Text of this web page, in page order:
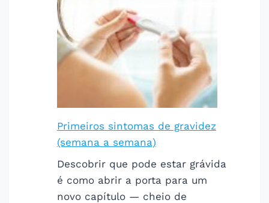
Primeiros sintomas de gravidez
(semana a semana)
Descobrir que pode estar grávida
é como abrir a porta para um
novo capítulo — cheio de